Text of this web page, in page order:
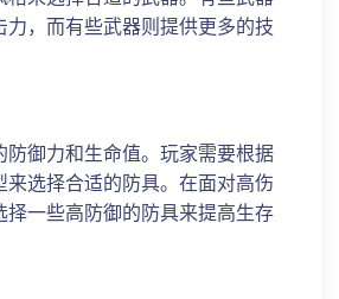
力，而有些武器则提供更多的技
防御力和生命值。玩家需要根据
来选择合适的防具。在面对高伤
择一些高防御的防具来提高生存